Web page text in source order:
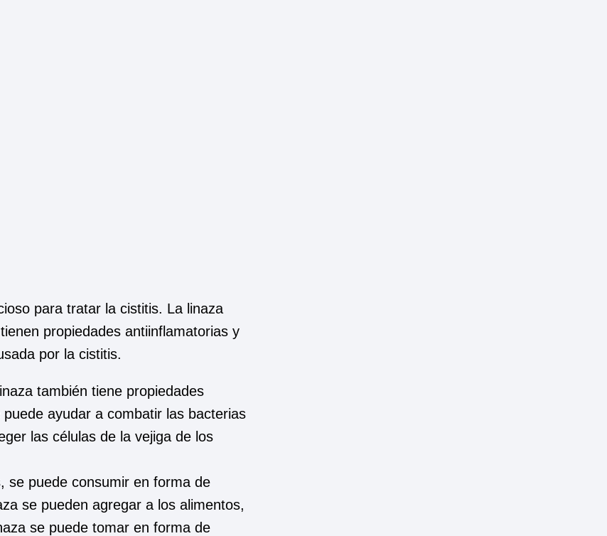
para tratar la cistitis. La linaza
propiedades antiinflamatorias y
por la cistitis.
también tiene propiedades
ayudar a combatir las bacterias
las células de la vejiga de los
se puede consumir en forma de
se pueden agregar a los alimentos,
se puede tomar en forma de